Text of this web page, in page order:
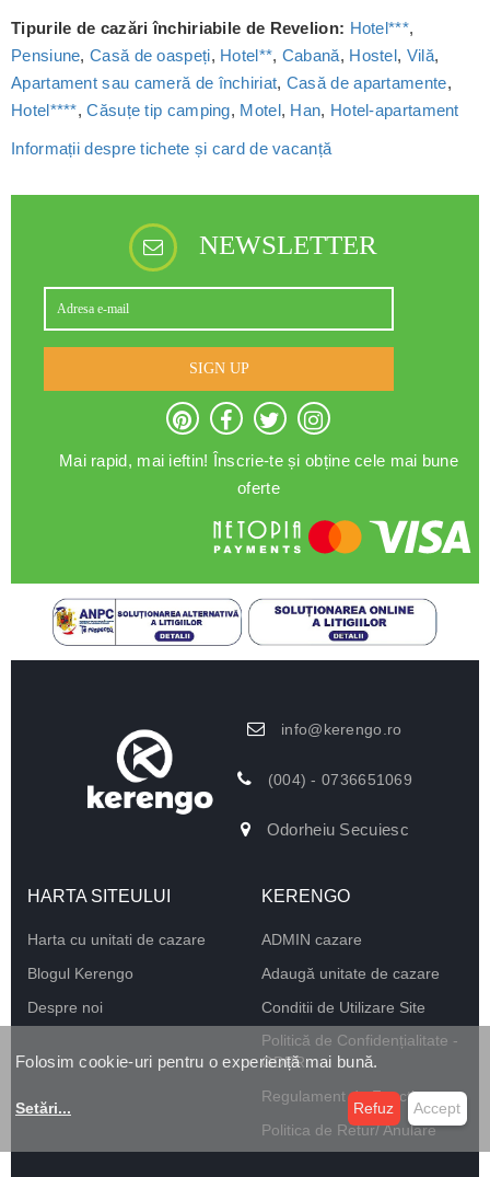
Tipurile de cazări închiriabile de Revelion: Hotel***,
Pensiune,Casă de oaspeți, Hotel**, Cabană, Hostel, Vilă,
Apartament sau cameră de închiriat, Casă de apartamente,
Hotel****,Căsuțe tip camping, Motel, Han, Hotel-apartament
Informații despre tichete și card de vacanță
NEWSLETTER
SIGN UP
Mai rapid, mai ieftin! Înscrie-te și obține cele mai bune
oferte
info@kerengo.ro
(004) - 0736651069
Odorheiu Secuiesc
HARTA SITEULUI
Harta cu unitati de cazare
Blogul Kerengo
Despre noi
KERENGO
ADMIN cazare
Adaugă unitate de cazare
Conditii de Utilizare Site
Politică de Confidențialitate -
GDPR
Regulament de Funcționare
Politica de Retur/ Anulare
Folosim cookie-uri pentru o experiență mai bună.
Setări... Refuz Accept